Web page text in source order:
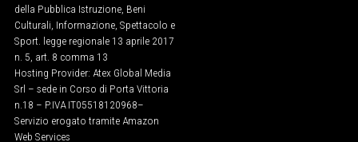
della Pubblica Istruzione, Beni
Culturali, Informazione, Spettacolo e
Sport. legge regionale 13 aprile 2017
n. 5, art. 8 comma 13
Hosting Provider: Atex Global Media
Srl – sede in Corso di Porta Vittoria
n.18 – P.IVA IT05518120968​–
Servizio erogato tramite Amazon
Web Services